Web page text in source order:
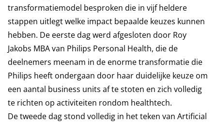
transformatiemodel besproken die in vijf heldere
stappen uitlegt welke impact bepaalde keuzes kunnen
hebben. De eerste dag werd afgesloten door Roy
Jakobs MBA van Philips Personal Health, die de
deelnemers meenam in de enorme transformatie die
Philips heeft ondergaan door haar duidelijke keuze om
een aantal business units af te stoten en zich volledig
te richten op activiteiten rondom healthtech.
De tweede dag stond volledig in het teken van Artificial